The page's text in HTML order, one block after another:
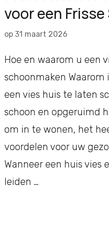
voor een
op 31 maart 2026
Hoe en waarom u een
schoonmaken
een vies huis te laten
schoon en opgeruimd
om in te wonen, het
voordelen voor uw
Wanneer een huis vies
leiden …